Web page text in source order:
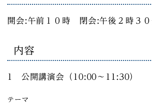
開会:午前１０時 閉会:午後２時３
内容
1 公開講演会（10:00～11:30）
テーマ